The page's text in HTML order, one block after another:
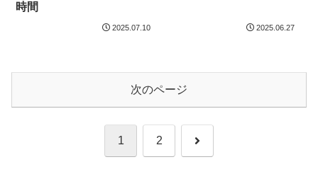
時間
2025.07.10 2025.06.27
次のページ
1 2 次